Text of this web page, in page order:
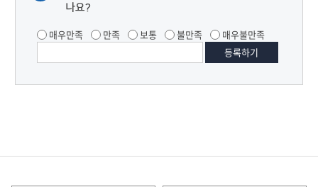
나요?
매우만족 만족 보통 불만족 매우불만족